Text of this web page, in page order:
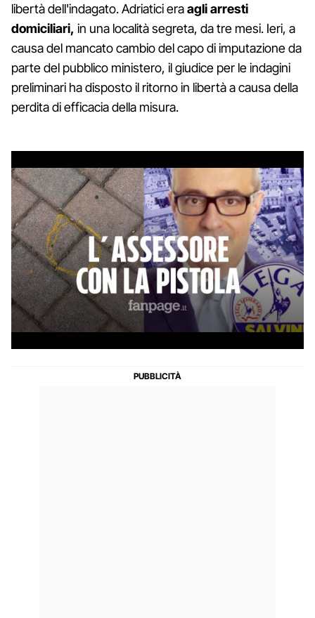
libertà dell'indagato. Adriatici eraagli arresti
domiciliari, in una località segreta, da tre mesi. Ieri, a
causa del mancato cambio del capo di imputazione da
parte del pubblico ministero, il giudice per le indagini
preliminari ha disposto il ritorno in libertà a causa della
perdita di efficacia della misura.